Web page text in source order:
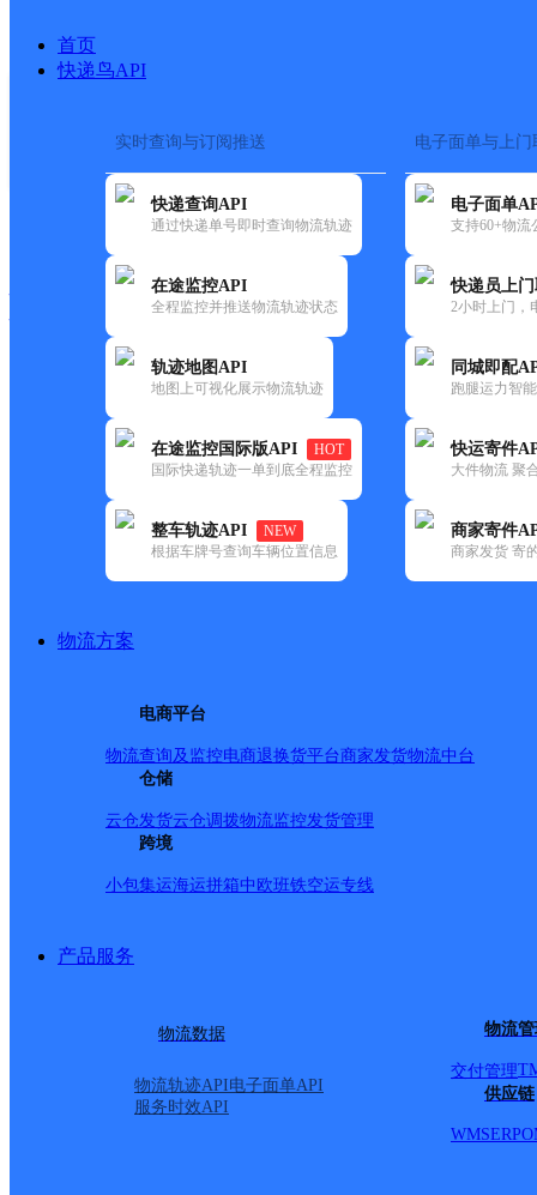
首页
快递鸟API
实时查询与订阅推送
快递查询API
通过快递单号即时查询物流轨迹
在途监控API
全程监控并推送物流轨迹状态
轨迹地图API
地图上可视化展示物流轨迹
在途监控国际版API
HOT
国际快递轨迹一单到底全程监控
整车轨迹API
NEW
根据车牌号查询车辆位置信息
电子面单与上门
电子面单
支持60+物流
快递员上
2小时上门，
同城即配
跑腿运力智
快运寄件
大件物流 聚
商家寄件
商家发货 寄
物流方案
电商平台
物流查询及监控电商退换货平台商家发货物流中台
仓储
云仓发货云仓调拨物流监控发货管理
跨境
小包集运海运拼箱中欧班铁空运专线
产品服务
物流数据
物流轨迹API电子面单API
服务时效API
物流
交付管理
供应链
WMSERP
快运大全 快递时效
圆通
神池县
更新时间：2021-11-26 00:00:00
所属快递：圆通速递
所属区域：山西省-忻州市-神池县
网点地址：山西省忻州市神池县
网点负责人：